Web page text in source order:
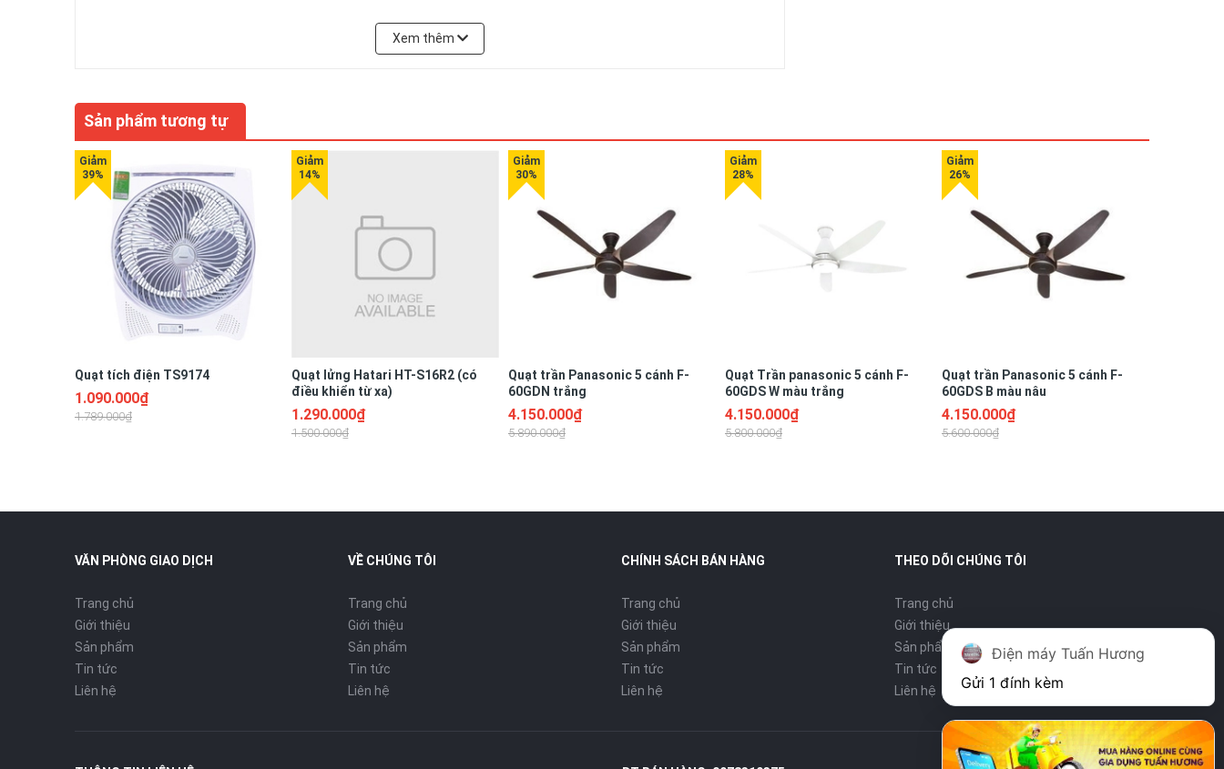
Ruột nồi của Tiger JAG-B18W làm bằng hợp kim nhôm siêu bền và dẫn nhiệt tốt. Bề mặt được phủ một lớp titan
Dễ dàng vệ sinh
Cả bề mặt và ruột nồi đều được sản xuất chống trầy xước để bạn thoải mái lau chùi vệ sinh. Nắp nồi có bộ phận phát
nhiệt để sấy khô chống đọng nước giúp nồi sạch hơn và đảm bảo an toàn khi sử dụng
Xem thêm
Sản phẩm tương tự
Quạt tích điện TS9174
1.090.000₫
1.789.000₫
Quạt lửng Hatari HT-S16R2 (có
điều khiển từ xa)
1.290.000₫
1.500.000₫
Quạt trần Panasonic 5 cánh F-
60GDN trắng
4.150.000₫
5.890.000₫
Quạt Trần panasonic 5 cánh F-
60GDS W màu trắng
4.150.000₫
5.800.000₫
Quạt trần Panasonic 5 cánh F-
60GDS B màu nâu
4.150.000₫
5.600.000₫
VĂN PHÒNG GIAO DỊCH
Trang chủ
Giới thiệu
Sản phẩm
Tin tức
Liên hệ
VỀ CHÚNG TÔI
Trang chủ
Giới thiệu
Sản phẩm
Tin tức
Liên hệ
CHÍNH SÁCH BÁN HÀNG
Trang chủ
Giới thiệu
Sản phẩm
Tin tức
Liên hệ
THEO DÕI CHÚNG TÔI
Trang chủ
Giới thiệu
Sản phẩm
Tin tức
Liên hệ
Điện máy Tuấn Hương
Gửi 1 đính kèm